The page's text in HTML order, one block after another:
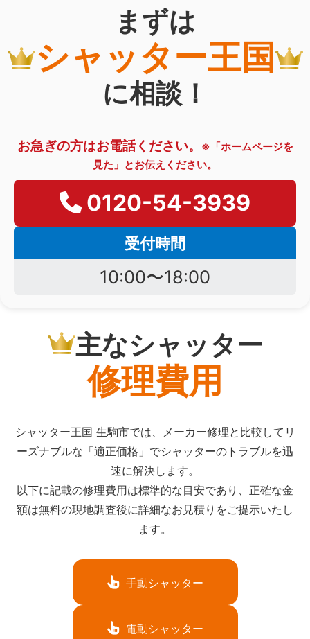
まずは
シャッター王国
に相談！
お急ぎの方はお電話ください。
※「ホームページを
見た」とお伝えください。
0120-54-3939
受付時間
10:00〜18:00
主なシャッター
修理費用
シャッター王国 生駒市では、メーカー修理と比較してリ
ーズナブルな「適正価格」でシャッターのトラブルを迅
速に解決します。
以下に記載の修理費用は標準的な目安であり、正確な金
額は無料の現地調査後に詳細なお見積りをご提示いたし
ます。
手動シャッター
電動シャッター